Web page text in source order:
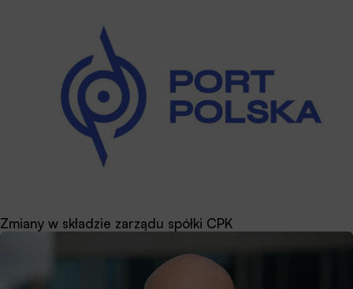
Zmiany w składzie zarządu spółki CPK